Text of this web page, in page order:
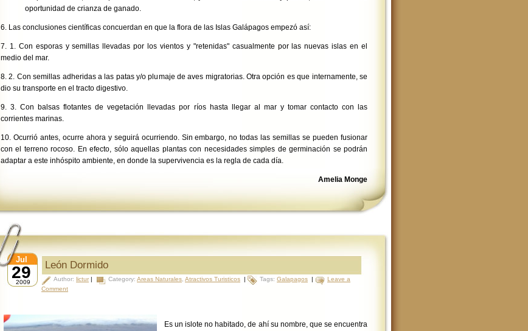
oportunidad de crianza de ganado.
6. Las conclusiones científicas concuerdan en que la flora de las Islas Galápagos empezó así:
7. 1. Con esporas y semillas llevadas por los vientos y "retenidas" casualmente por las nuevas islas en el
medio del mar.
8. 2. Con semillas adheridas a las patas y/o plumaje de aves migratorias. Otra opción es que internamente, se
dio su transporte en el tracto digestivo.
9. 3. Con balsas flotantes de vegetación llevadas por ríos hasta llegar al mar y tomar contacto con las
corrientes marinas.
10. Ocurrió antes, ocurre ahora y seguirá ocurriendo. Sin embargo, no todas las semillas se pueden fusionar
con el terreno rocoso. En efecto, sólo aquellas plantas con necesidades simples de germinación se podrán
adaptar a este inhóspito ambiente, en donde la supervivencia es la regla de cada día.
Amelia Monge
29
Jul
2009
León Dormido
Author: lictur | Category: Areas Naturales Atractivos Turisticos | Tags: Galapagos |
Leave a
Comment
Es un islote no habitado, de ahí su nombre, que se encuentra